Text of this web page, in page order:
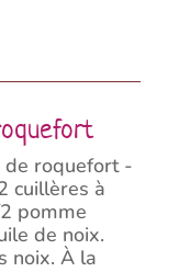
de roquefort -
cuillères à
pomme
de noix.
noix. À la